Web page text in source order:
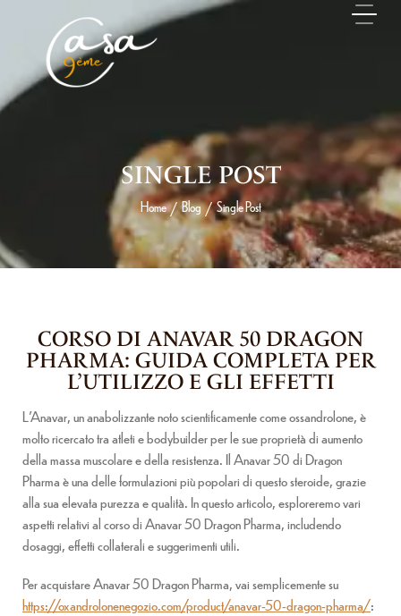
SINGLE POST
Home / Blog / Single Post
CORSO DI ANAVAR 50 DRAGON
PHARMA: GUIDA COMPLETA PER
L’UTILIZZO E GLI EFFETTI
L’Anavar, un anabolizzante noto scientificamente come ossandrolone, è
molto ricercato tra atleti e bodybuilder per le sue proprietà di aumento
della massa muscolare e della resistenza. Il Anavar 50 di Dragon
Pharma è una delle formulazioni più popolari di questo steroide, grazie
alla sua elevata purezza e qualità. In questo articolo, esploreremo vari
aspetti relativi al corso di Anavar 50 Dragon Pharma, includendo
dosaggi, effetti collaterali e suggerimenti utili.
Per acquistare Anavar 50 Dragon Pharma, vai semplicemente su
https://oxandrolonenegozio.com/product/anavar-50-dragon-pharma/: